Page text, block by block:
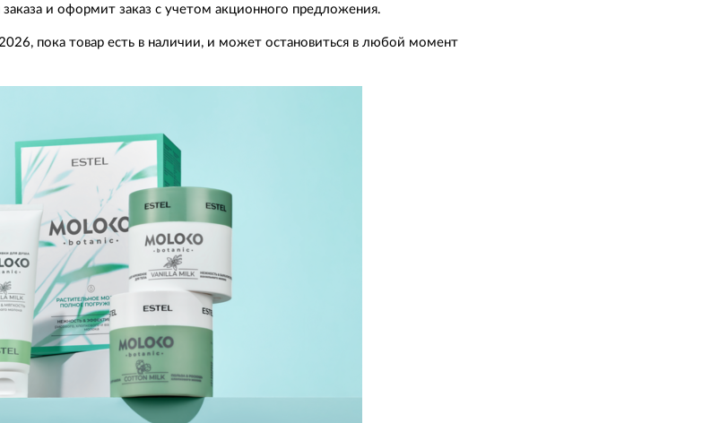
и оформит заказ с учетом акционного предложения.
пока товар есть в наличии, и может остановиться в любой момент